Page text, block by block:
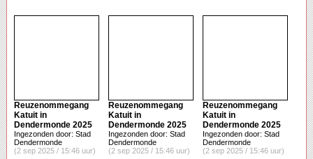
Reuzenommegang
Katuit in
Dendermonde 2025
Ingezonden door: Stad
Dendermonde
(2 sep 2025 / 15:46 uur)
Reuzenommegang
Katuit in
Dendermonde 2025
Ingezonden door: Stad
Dendermonde
(2 sep 2025 / 15:46 uur)
Reuzenommegang
Katuit in
Dendermonde 2025
Ingezonden door: Stad
Dendermonde
(2 sep 2025 / 15:46 uur)